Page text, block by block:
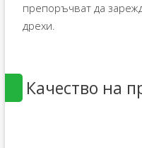
препоръчват да
дрехи.
Качество на